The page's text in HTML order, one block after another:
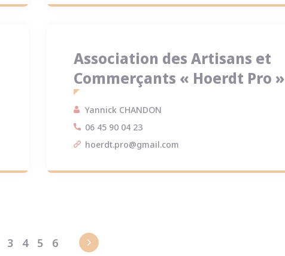
Association des Artisans et
Commerçants « Hoerdt Pro »
Yannick CHANDON
06 45 90 04 23
hoerdt.pro@gmail.com
3 4 5 6